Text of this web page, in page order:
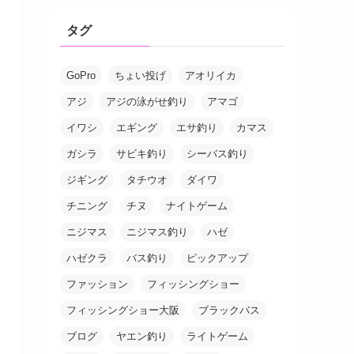
タグ
GoPro ちょい投げ アオリイカ
アジ アジの泳がせ釣り アマゴ
イワシ エギング エサ釣り カマス
ガシラ サビキ釣り シーバス釣り
ジギング タチウオ ダイワ
チニング チヌ ナイトゲーム
ニジマス ニジマス釣り ハゼ
ハゼクラ バス釣り ピックアップ
ファッション フィッシングショー
フィッシングショー大阪 ブラックバス
ブログ ヤエン釣り ライトゲーム